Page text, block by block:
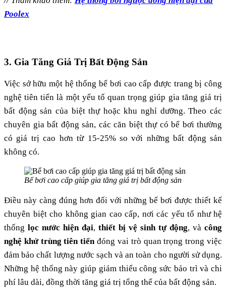
Poolex
3. Gia Tăng Giá Trị Bất Động Sản
Việc sở hữu một hệ thống bể bơi cao cấp được trang bị công
nghệ tiên tiến là một yếu tố quan trọng giúp gia tăng giá trị
bất động sản của biệt thự hoặc khu nghỉ dưỡng. Theo các
chuyên gia bất động sản, các căn biệt thự có bể bơi thường
có giá trị cao hơn từ 15-25% so với những bất động sản
không có​.
Bể bơi cao cấp giúp gia tăng giá trị bất động sản
Điều này càng đúng hơn đối với những bể bơi được thiết kế
chuyên biệt cho không gian cao cấp, nơi các yếu tố như hệ
thống lọc nước hiện đại, thiết bị vệ sinh tự động, và công
nghệ khử trùng tiên tiếnđóng vai trò quan trọng trong việc
đảm bảo chất lượng nước sạch và an toàn cho người sử dụng.
Những hệ thống này giúp giảm thiểu công sức bảo trì và chi
phí lâu dài, đồng thời tăng giá trị tổng thể của bất động sản.